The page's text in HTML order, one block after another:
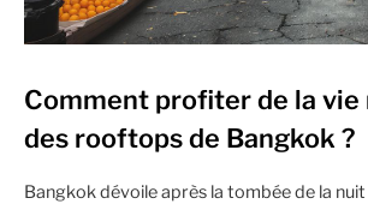
Comment profiter de la
des rooftops de Bangkok ?
Bangkok dévoile après la tombée de la